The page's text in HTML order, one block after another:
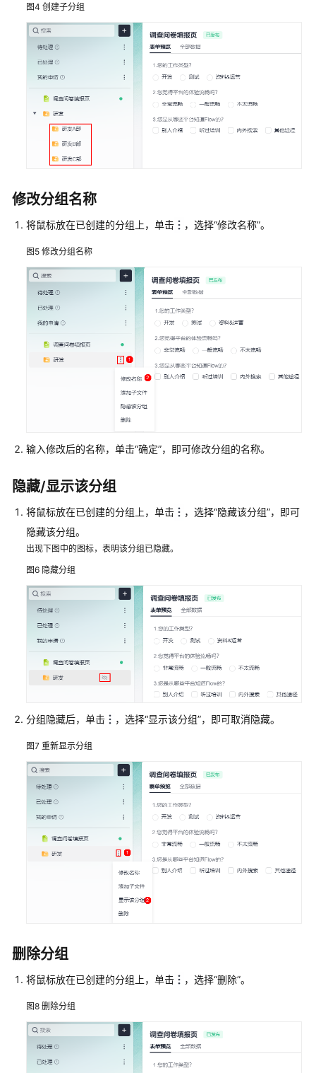
管
理
分
组
管
Astro
代
码
平
台
AstroFlow
学
堂
见
题
视
频
助
通
参
考
术
云
服
等
级
协
（SLA）
图4 创建子分组
修改分组名称
将鼠标放在已创建的分组上，单击 ，选择“修改名称”。
图5 修改分组名称
输入修改后的名称，单击“确定”，即可修改分组的名称。
隐藏/显示该分组
将鼠标放在已创建的分组上，单击 ，选择“隐藏该分组”，即可
隐藏该分组。
出现下图中的图标，表明该分组已隐藏。
图6 隐藏分组
分组隐藏后，单击 ，选择“显示该分组”，即可取消隐藏。
图7 重新显示分组
删除分组
将鼠标放在已创建的分组上，单击 ，选择“删除”。
图8 删除分组